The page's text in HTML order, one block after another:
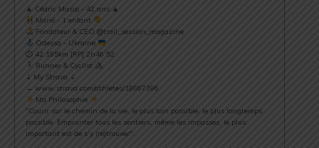
▲ Cédric Masip - 42 ans ▲
Marié - 1 enfant
Fondateur & CEO @trail_session_magazine
Odessa - Ukraine
⏱ 42.195km [RP] 2h46’52
Runner & Cyclist
⇣ My Strava ⇣
→ www.strava.com/athletes/18867396
Ma Philosophie
"Courir sur le chemin de la vie, le plus loin possible, le plus longtemps
possible. Emprunter tous les sentiers, même les impasses, le plus
important est de s’y (re)trouver".